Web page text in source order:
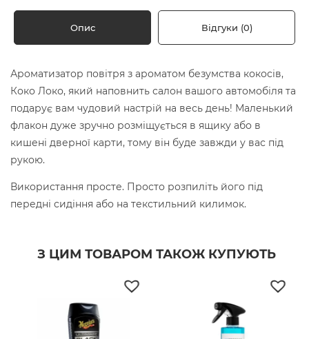
Опис Відгуки (0)
Ароматизатор повітря з ароматом безумства кокосів,
Коко Локо, який наповнить салон вашого автомобіля та
подарує вам чудовий настрій на весь день! Маленький
флакон дуже зручно розміщується в ящику або в
кишені дверної карти, тому він буде завжди у вас під
рукою.
Використання просте. Просто розпиліть його під
передні сидіння або на текстильний килимок.
З ЦИМ ТОВАРОМ ТАКОЖ КУПУЮТЬ